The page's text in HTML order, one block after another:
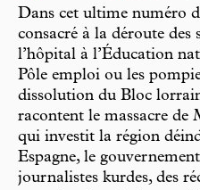
Dans cet ultime numéro
consacré à la déroute des
l’hôpital à l’Éducation
Pôle emploi ou les
dissolution du Bloc
racontent le massacre de
qui investit la région
Espagne, le
journalistes kurdes, des